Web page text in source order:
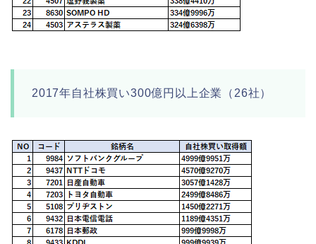
2017年自社株買い300億円以上企業（26社）